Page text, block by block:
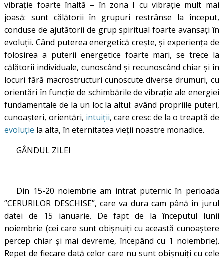
vibrație foarte înaltă – în zona I cu vibrație mult mai
joasă: sunt călătorii în grupuri restrânse la început,
conduse de ajutătorii de grup spiritual foarte avansați în
evoluții. Când puterea energetică crește, și experiența de
folosirea a puterii energetice foarte mari, se trece la
călătorii individuale, cunoscând și recunoscând chiar și în
locuri fără macrostructuri cunoscute diverse drumuri, cu
orientări în funcție de schimbările de vibrație ale energiei
fundamentale de la un loc la altul: având propriile puteri,
cunoașteri, orientări, intuiții, care cresc de la o treaptă de
evoluție la alta, în eternitatea vieții noastre monadice.
GÂNDUL ZILEI
Din 15-20 noiembrie am intrat puternic în perioada
”CERURILOR DESCHISE”, care va dura cam până în jurul
datei de 15 ianuarie. De fapt de la începutul lunii
noiembrie (cei care sunt obișnuiți cu această cunoaștere
percep chiar și mai devreme, începând cu 1 noiembrie).
Repet de fiecare dată celor care nu sunt obișnuiți cu cele